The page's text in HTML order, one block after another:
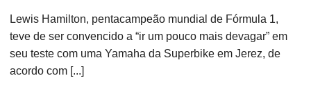
Lewis Hamilton, pentacampeão mundial de Fórmula 1,
teve de ser convencido a “ir um pouco mais devagar” em
seu teste com uma Yamaha da Superbike em Jerez, de
acordo com [...]